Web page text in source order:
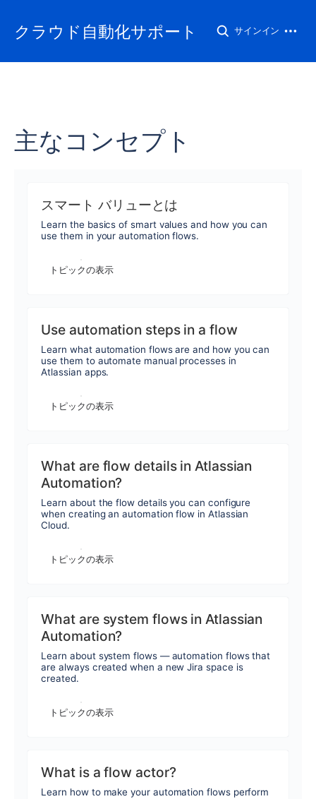
クラウド自動化サポート サインイン
主なコンセプト
スマート バリューとは
Learn the basics of smart values and how you can
use them in your automation flows.
トピックの表示
Use automation steps in a flow
Learn what automation flows are and how you can
use them to automate manual processes in
Atlassian apps.
トピックの表示
What are flow details in Atlassian
Automation?
Learn about the flow details you can configure
when creating an automation flow in Atlassian
Cloud.
トピックの表示
What are system flows in Atlassian
Automation?
Learn about system flows — automation flows that
are always created when a new Jira space is
created.
トピックの表示
What is a flow actor?
Learn how to make your automation flows perform